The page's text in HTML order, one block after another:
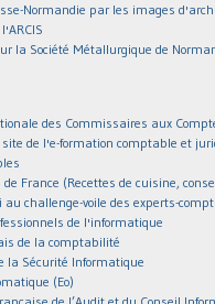
Normandie par les images
la Société Métallurgique de
des Commissaires aux
site de l'e-formation comptable et
France (Recettes de cuisine,
au challenge-voile des experts-
de l'informatique
de la comptabilité
la Sécurité Informatique
(Eo)